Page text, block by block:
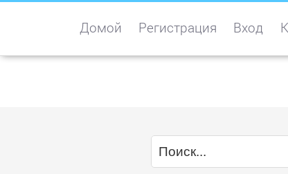
Домой Регистрация Вход